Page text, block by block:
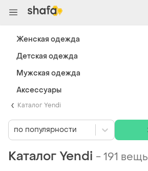
Каталог Yendi
Каталог Yendi -191 вещь
по популярности
Женская одежда
Детская одежда
Мужская одежда
Аксессуары